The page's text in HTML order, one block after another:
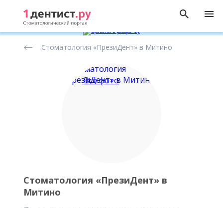
стоматологических
Стоматология «ПрезиДент» в Митино
Все фото
Стоматология «ПрезиДент» в
Митино